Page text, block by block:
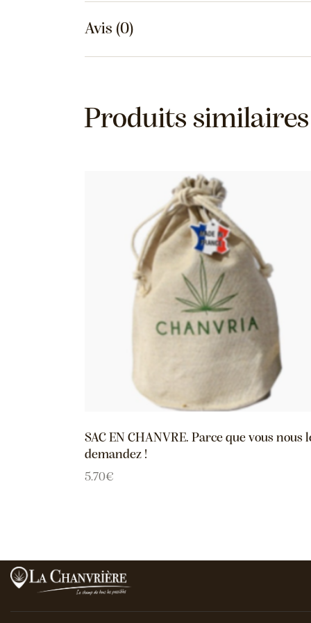
Avis (0)
Produits similaires
SAC EN CHANVRE. Parce que vous nous
demandez !
5.70€